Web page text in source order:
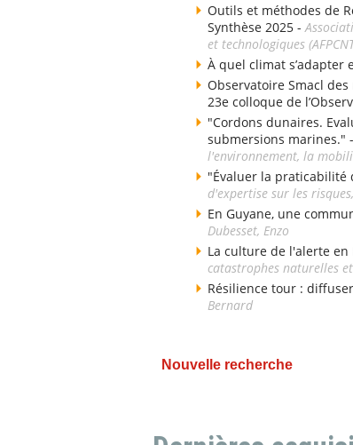
Outils et méthodes de
Synthèse 2025 -
et technologiques
À quel climat s’adapter
Observatoire Smacl
23e colloque de
"Cordons dunaires.
submersions marines." -
l'environnement, la
"Évaluer la praticabilité
d'expertise sur les
En Guyane, une
Dubesset, Enzo
La culture de l'alerte
catastrophes naturelles
Résilience tour :
Bernard
Nouvelle recherche